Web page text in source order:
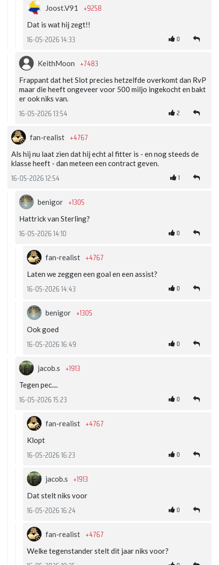
Joost.V91 +9258
Dat is wat hij zegt!!
16-05-2026 14:33 0
KeithMoon +7483
Frappant dat het Slot precies hetzelfde overkomt dan RvP
maar die heeft ongeveer voor 500 miljo ingekocht en bakt
er ook niks van.
16-05-2026 13:54 2
fan-realist +4767
Als hij nu laat zien dat hij echt al fitter is - en nog steeds de
klasse heeft - dan meteen een contract geven.
16-05-2026 12:54 1
benigor +1305
Hattrick van Sterling?
16-05-2026 14:10 0
fan-realist +4767
Laten we zeggen een goal en een assist?
16-05-2026 14:43 0
benigor +1305
Ook goed
16-05-2026 16:49 0
jacob.s +1913
Tegen pec....
16-05-2026 15:23 0
fan-realist +4767
Klopt
16-05-2026 16:23 0
jacob.s +1913
Dat stelt niks voor
16-05-2026 16:24 0
fan-realist +4767
Welke tegenstander stelt dit jaar niks voor?